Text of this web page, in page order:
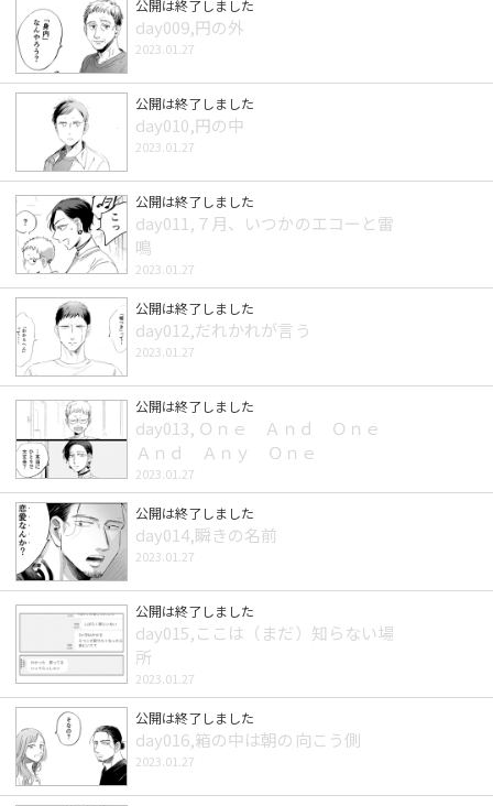
公開は終了しました
day009,円の外
2023.01.27
公開は終了しました
day010,円の中
2023.01.27
公開は終了しました
day011,７月、いつかのエコーと雷
鳴
2023.01.27
公開は終了しました
day012,だれかれが言う
2023.01.27
公開は終了しました
day013, Ｏｎｅ Ａｎｄ Ｏｎｅ
Ａｎｄ Ａｎｙ Ｏｎｅ
2023.01.27
公開は終了しました
day014,瞬きの名前
2023.01.27
公開は終了しました
day015,ここは（まだ）知らない場
所
2023.01.27
公開は終了しました
day016,箱の中は朝の向こう側
2023.01.27